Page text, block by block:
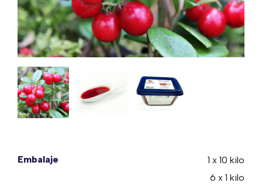
Embalaje
1 x 10 kilo
6 x 1 kilo